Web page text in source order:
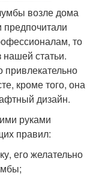
возле дома
то
нашей статьи.
привлекательно
кроме того, она
дизайн.
руками
правил:
его желательно